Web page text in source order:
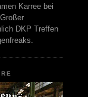
Karree bei
DKP Treffen